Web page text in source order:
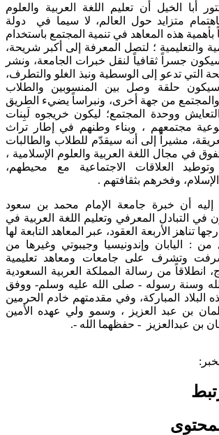
أبا الخيل أن تعليم اللغة العربية والعلوم
متزايد حول العالم، لا سيما في دولة
هذه المعاهد في تنمية المجتمع باستخدام
والتعليمية ؛ لتصل المعرفة إلى أكبر شريحة،
جسراً ثقافياً لنقل خبرات الجامعة، ونشر
التي تدعو إلى الوسطية ونبذ الغلو والتطرف،
حلقة وصل بين المنسوبين والطلاب
من جهة أخرى، ونبراساً يضيء الطريق
ووحدة المجتمع؛ ليكون خريجوه لَبِنات
مجتمعهم ، وبناء وطنهم في إطار تراث
مشيراً إلى أنه سيقدّم للطلاب والطالبات
في مجال اللغة العربية والعلوم الإسلامية ،
العلاقات الاجتماعية مع محيطهم،
وفخرهم بثقافتهم .
إليه أن خبرة جامعة الإمام محمد بن سعود
في التبادل المعرفي وتعليم اللغة العربية في
تناهز الأربعة العقود، عبر المعاهد التابعة لها
: اليابان وإندونيسيا وجيبوتي وغيرها من
وتشرف على جامعات ومعاهد تعليمية
انطلاقاً من رسالة المملكة العربية السعودية
وسنة رسوله - صلى الله عليه وسلم- ووفق
البلاد المباركة، وفي مقدمتهم خادم الحرمين
بن عبد العزيز ، وسمو ولي عهده الأمين
بن عبدالعزيز - حفظهما الله -.